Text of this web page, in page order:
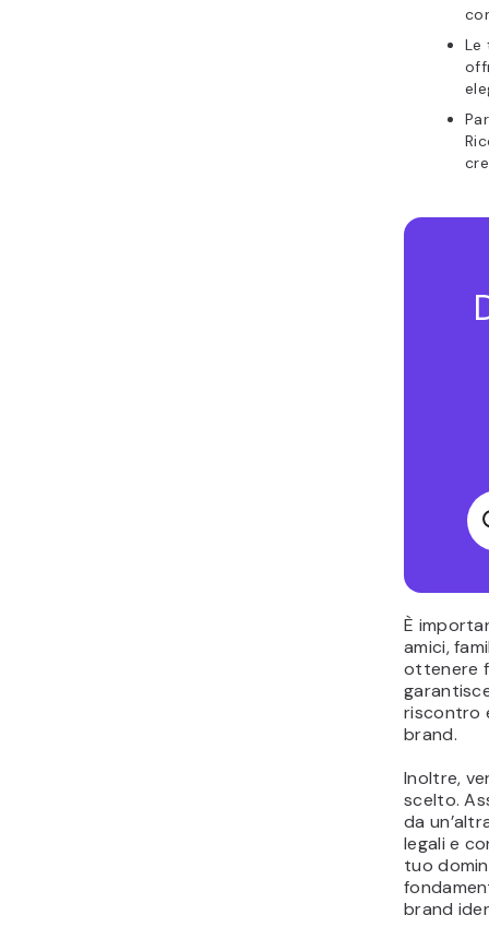
Le
È
amici,
ottenere
riscontro
brand.
Inoltre,
scelto.
da
legali e
tuo
brand